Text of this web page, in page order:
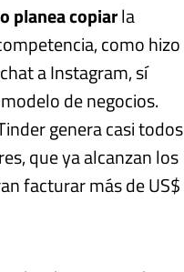
planea copiarla
como hizo
a Instagram, sí
de negocios.
genera casi todos
que ya alcanzan los
facturar más de US$